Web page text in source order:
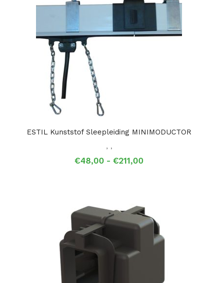
ESTIL Kunststof Sleepleiding MINIMODUCTOR
, ,
€48,00 - €211,00